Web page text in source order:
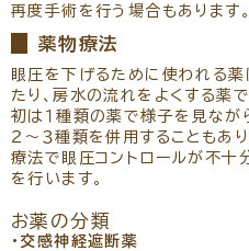
再度手術を行う場合もあります。
薬物療法
眼圧を下げるために使われる
たり、房水の流れをよくする薬
初は１種類の薬で様子を見なが
２～３種類を併用することもあ
療法で眼圧コントロールが不十
を行います。
お薬の分類
・交感神経遮断薬